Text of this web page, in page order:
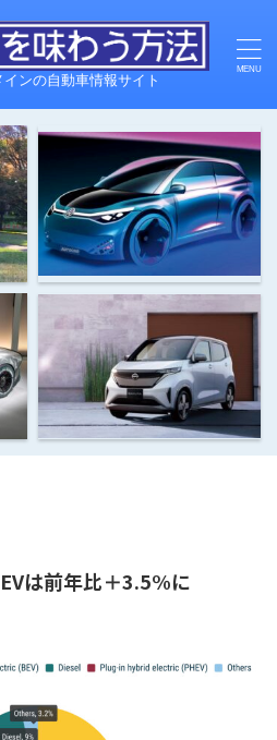
ンの自動車情報サイト
は前年比＋3.5%に